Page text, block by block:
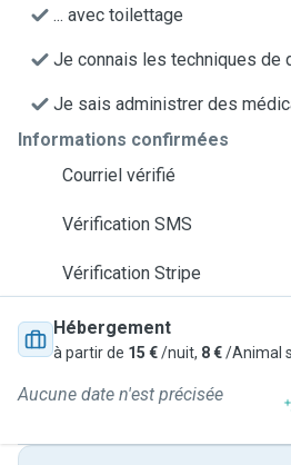
... avec toilettage
Je connais les techniques de
Je sais administrer des
Informations confirmées
Courriel vérifié
Vérification SMS
Vérification Stripe
Hébergement
à partir de 15 €/nuit, 8 €/Animal
Aucune date n'est précisée